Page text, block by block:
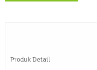
Produk Detail